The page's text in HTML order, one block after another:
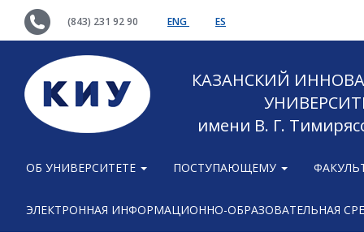
(843) 231 92 90 ENG ES
КАЗАНСКИЙ
имени В. Г.
ОБ УНИВЕРСИТЕТЕ ПОСТУПАЮЩЕМУ
ЭЛЕКТРОННАЯ ИНФОРМАЦИОННО-ОБРАЗОВАТЕЛЬНАЯ